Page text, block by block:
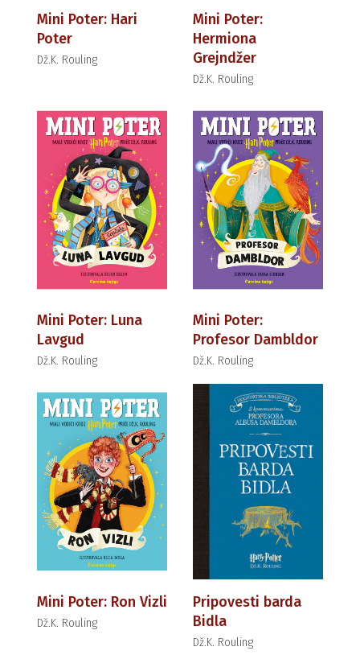
Mini Poter: Hari
Poter
Dž.K. Rouling
Mini Poter:
Hermiona
Grejndžer
Dž.K. Rouling
Mini Poter: Luna
Lavgud
Dž.K. Rouling
Mini Poter:
Profesor Dambldor
Dž.K. Rouling
Mini Poter: Ron Vizli
Dž.K. Rouling
Pripovesti barda
Bidla
Dž.K. Rouling